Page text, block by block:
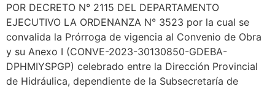
POR DECRETO N° 2115 DEL DEPARTAMENTO
EJECUTIVO LA ORDENANZA N° 3523 por la cual se
convalida la Prórroga de vigencia al Convenio de Obra
y su Anexo I (CONVE-2023-30130850-GDEBA-
DPHMIYSPGP) celebrado entre la Dirección Provincial
de Hidráulica, dependiente de la Subsecretaría de